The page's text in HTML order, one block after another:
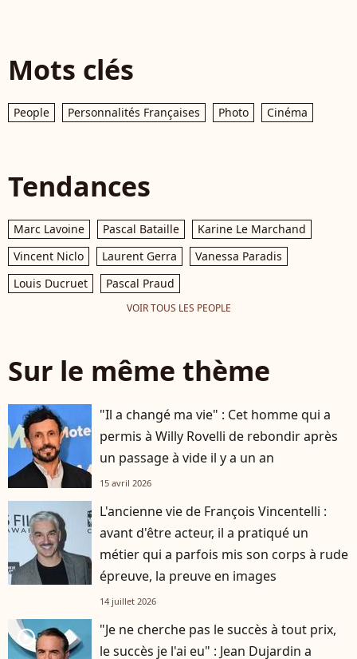
Mots clés
People Personnalités Françaises Photo Cinéma
Tendances
Marc Lavoine Pascal Bataille
Karine Le Marchand
Vincent Niclo
Laurent Gerra
Vanessa Paradis
Louis Ducruet
Pascal Praud
VOIR TOUS LES PEOPLE
Sur le même thème
"Il a changé ma vie" : Cet homme qui a
permis à Willy Rovelli de rebondir après
un passage à vide il y a un an
15 avril 2026
L'ancienne vie de François Vincentelli :
avant d'être acteur, il a pratiqué un
métier qui a parfois mis son corps à rude
épreuve, la preuve en images
14 juillet 2026
player2
"Je ne cherche pas le succès à tout prix,
le succès je l'ai eu" : Jean Dujardin a